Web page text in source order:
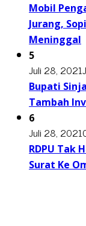
Mobil
Jurang,
Meninggal
5
Juli 28, 2021
Bupati
Tambah
6
Juli 28, 2021
RDPU Tak
Surat Ke